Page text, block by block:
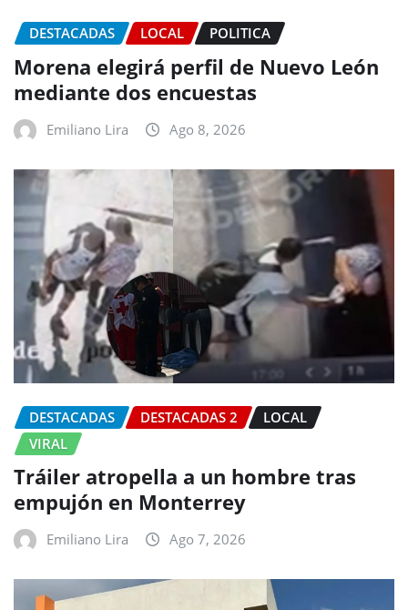
DESTACADAS LOCAL POLITICA
Morena elegirá perfil de Nuevo León
mediante dos encuestas
Emiliano Lira Ago 8, 2026
DESTACADAS DESTACADAS 2
LOCAL
VIRAL
Tráiler atropella a un hombre tras
empujón en Monterrey
Emiliano Lira Ago 7, 2026